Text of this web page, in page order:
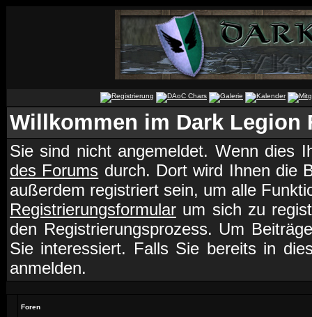
Willkommen im Dark Legion
Sie sind nicht angemeldet. Wenn dies
des Forums durch. Dort wird Ihnen die
außerdem registriert sein, um alle
Registrierungsformular um sich zu
den Registrierungsprozess. Um
Sie interessiert. Falls Sie bereits in
anmelden.
Foren